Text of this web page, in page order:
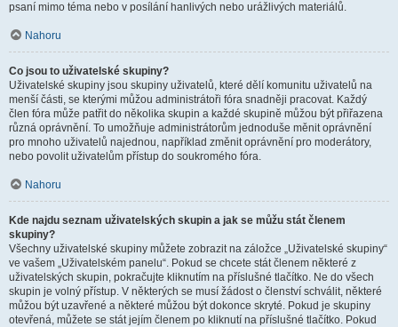
psaní mimo téma nebo v posílání hanlivých nebo urážlivých materiálů.
Nahoru
Co jsou to uživatelské skupiny?
Uživatelské skupiny jsou skupiny uživatelů, které dělí komunitu uživatelů na
menší části, se kterými můžou administrátoři fóra snadněji pracovat. Každý
člen fóra může patřit do několika skupin a každé skupině můžou být přiřazena
různá oprávnění. To umožňuje administrátorům jednoduše měnit oprávnění
pro mnoho uživatelů najednou, například změnit oprávnění pro moderátory,
nebo povolit uživatelům přístup do soukromého fóra.
Nahoru
Kde najdu seznam uživatelských skupin a jak se můžu stát členem
skupiny?
Všechny uživatelské skupiny můžete zobrazit na záložce „Uživatelské skupiny“
ve vašem „Uživatelském panelu“. Pokud se chcete stát členem některé z
uživatelských skupin, pokračujte kliknutím na příslušné tlačítko. Ne do všech
skupin je volný přístup. V některých se musí žádost o členství schválit, některé
můžou být uzavřené a některé můžou být dokonce skryté. Pokud je skupiny
otevřená, můžete se stát jejím členem po kliknutí na příslušné tlačítko. Pokud